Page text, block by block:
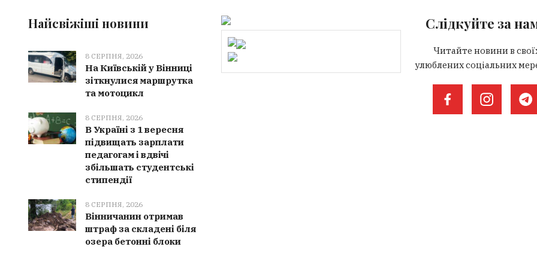
Найсвіжіші новини
8 СЕРПНЯ, 2026
На Київській у Вінниці
зіткнулися маршрутка
та мотоцикл
8 СЕРПНЯ, 2026
В Україні з 1 вересня
підвищать зарплати
педагогам і вдвічі
збільшать студентські
стипендії
8 СЕРПНЯ, 2026
Вінничанин отримав
штраф за складені біля
озера бетонні блоки
Слідкуйте за
Читайте новини в
улюблених соціальних